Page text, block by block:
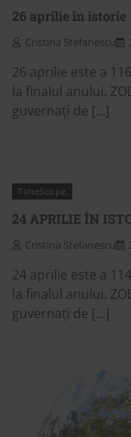
26 aprilie în istorie
Cristina Stefanescu
26 aprilie este a
la finalul anului.
guvernați de […]
TimeScope
24 APRILIE ÎN
Cristina Stefanescu
24 aprilie este a
la finalul anului.
guvernați de […]